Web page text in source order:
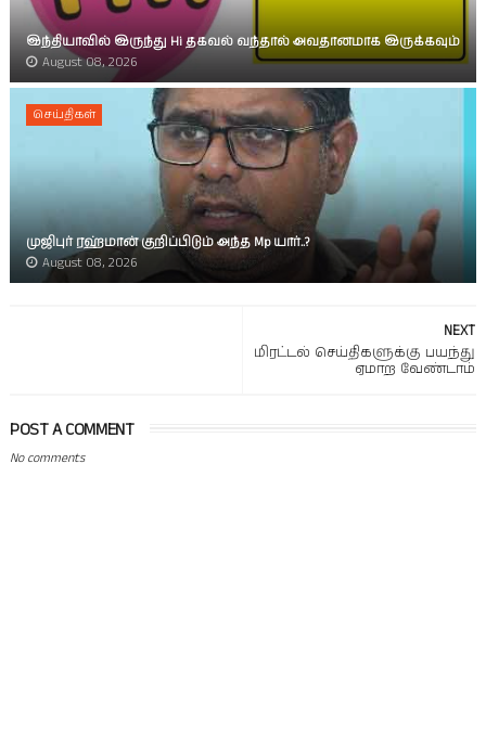
இந்தியாவில் இருந்து Hi தகவல் வந்தால் அவதானமாக இருக்கவும்
August 08, 2026
செய்திகள்
முஜிபுர் ரஹ்மான் குறிப்பிடும் அந்த Mp யார்..?
August 08, 2026
NEXT
மிரட்டல் செய்திகளுக்கு பயந்து
ஏமாற வேண்டாம்
POST A COMMENT
No comments